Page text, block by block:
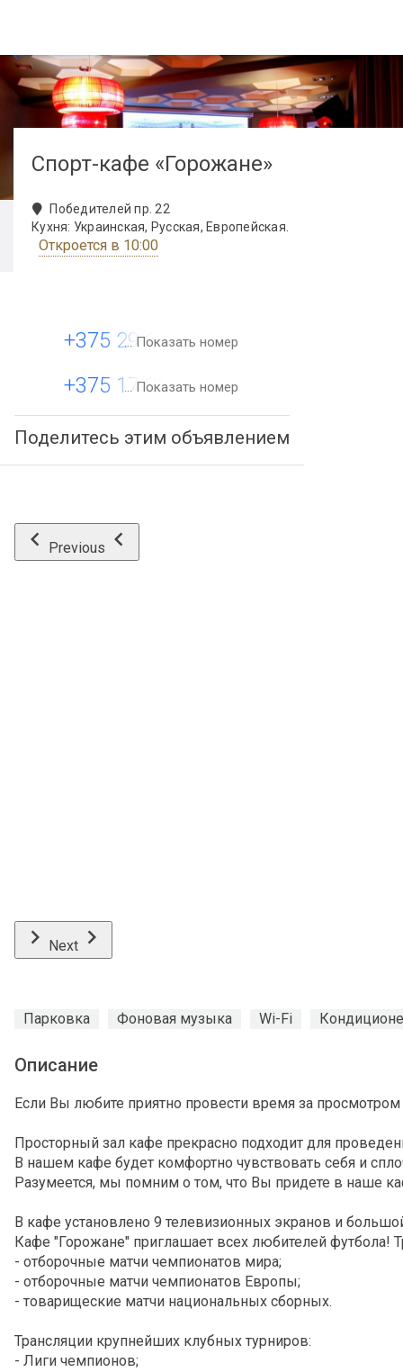
Cпорт-кафе «Горожане»
Победителей пр. 22
Кухня: Украинская, Русская, Европейская.
Откроется в 10:00
+375 29 674-49-50
... Показать номер
+375 17 254-49-50
... Показать номер
Поделитесь этим объявлением
Previous
Next
Парковка Фоновая музыка Wi-Fi
Описание
Если Вы любите приятно провести время за
Просторный зал кафе прекрасно подходит для
В нашем кафе будет комфортно чувствовать себя и
Разумеется, мы помним о том, что Вы придете в наше
В кафе установлено 9 телевизионных экранов и
Кафе "Горожане" приглашает всех любителей футбола!
- отборочные матчи чемпионатов мира;
- отборочные матчи чемпионатов Европы;
- товарищеские матчи национальных сборных.
Трансляции крупнейших клубных турниров:
- Лиги чемпионов;